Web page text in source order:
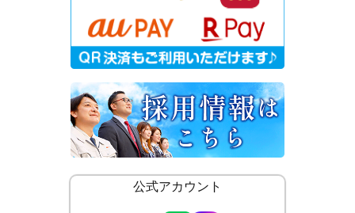
公式アカウント